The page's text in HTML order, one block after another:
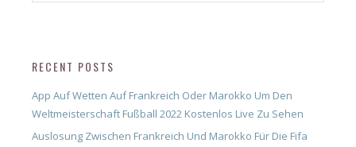
RECENT POSTS
App Auf Wetten Auf Frankreich Oder Marokko Um Den
Weltmeisterschaft Fußball 2022 Kostenlos Live Zu Sehen
Auslosung Zwischen Frankreich Und Marokko Für Die Fifa